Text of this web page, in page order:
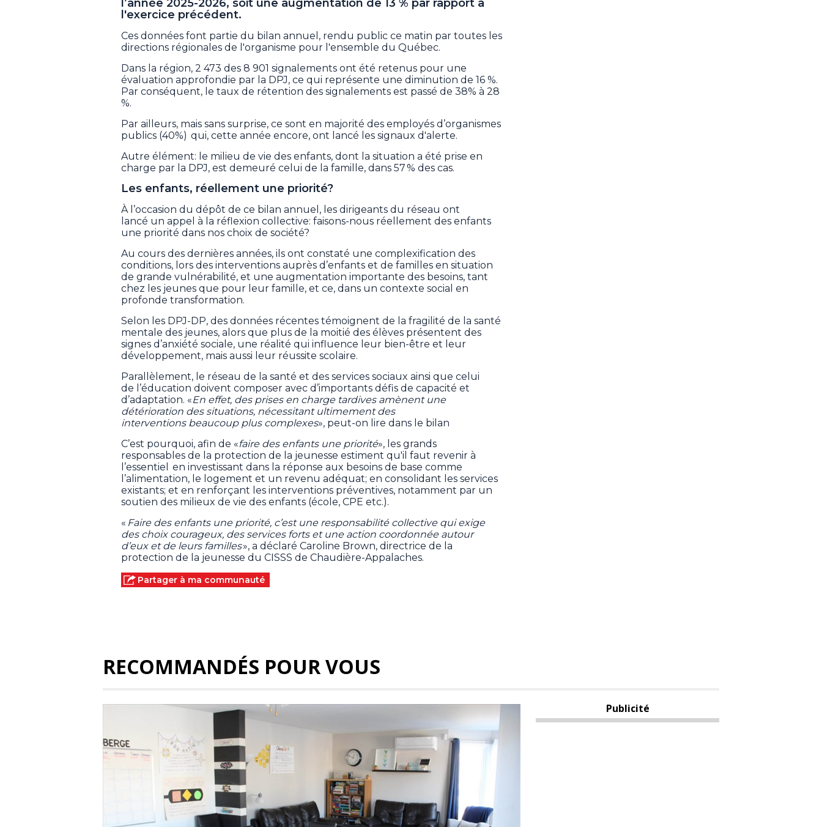
l’année 2025-2026, soit une augmentation de 13 % par rapport à
l'exercice précédent.
Ces données font partie du bilan annuel, rendu public ce matin par toutes les
directions régionales de l'organisme pour l'ensemble du Québec.
Dans la région, 2 473 des 8 901 signalements ont été retenus pour une
évaluation approfondie par la DPJ, ce qui représente une diminution de 16 %.
Par conséquent, le taux de rétention des signalements est passé de 38% à 28
%.
Par ailleurs, mais sans surprise, ce sont en majorité des employés d’organismes
publics (40%) qui, cette année encore, ont lancé les signaux d'alerte.
Autre élément: le milieu de vie des enfants, dont la situation a été prise en
charge par la DPJ, est demeuré celui de la famille, dans 57 % des cas.
Les enfants, réellement une priorité?
À l’occasion du dépôt de ce bilan annuel, les dirigeants du réseau ont
lancé un appel à la réflexion collective: faisons-nous réellement des enfants
une priorité dans nos choix de société?
Au cours des dernières années, ils ont constaté une complexification des
conditions, lors des interventions auprès d’enfants et de familles en situation
de grande vulnérabilité, et une augmentation importante des besoins, tant
chez les jeunes que pour leur famille, et ce, dans un contexte social en
profonde transformation.
Selon les DPJ-DP, des données récentes témoignent de la fragilité de la santé
mentale des jeunes, alors que plus de la moitié des élèves présentent des
signes d’anxiété sociale, une réalité qui influence leur bien-être et leur
développement, mais aussi leur réussite scolaire.
Parallèlement, le réseau de la santé et des services sociaux ainsi que celui
de l’éducation doivent composer avec d’importants défis de capacité et
d’adaptation. «En effet, des prises en charge tardives amènent une
détérioration des situations, nécessitant ultimement des
interventions beaucoup plus complexes», peut-on lire dans le bilan
C’est pourquoi, afin de «faire des enfants une priorité», les grands
responsables de la protection de la jeunesse estiment qu'il faut revenir à
l’essentiel en investissant dans la réponse aux besoins de base comme
l’alimentation, le logement et un revenu adéquat; en consolidant les services
existants; et en renforçant les interventions préventives, notamment par un
soutien des milieux de vie des enfants (école, CPE etc.).
« Faire des enfants une priorité, c’est une responsabilité collective qui exige
des choix courageux, des services forts et une action coordonnée autour
d’eux et de leurs familles», a déclaré Caroline Brown, directrice de la
protection de la jeunesse du CISSS de Chaudière-Appalaches.
Partager à ma communauté
RECOMMANDÉS POUR VOUS
Publicité